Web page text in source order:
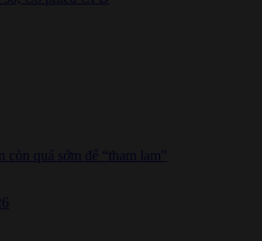
còn quá sớm để “tham lam”